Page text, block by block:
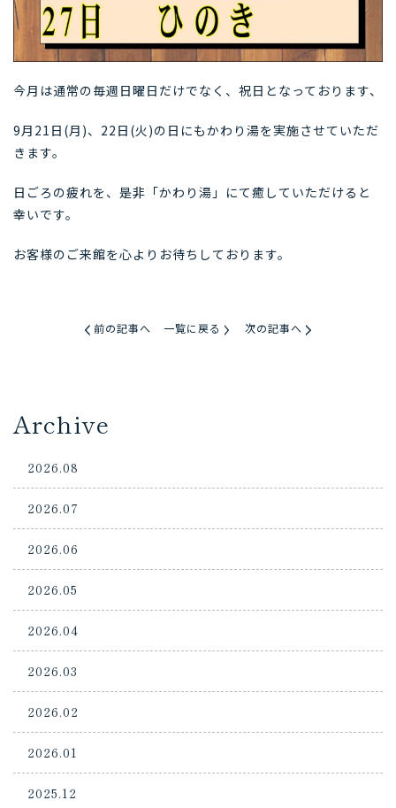
今月は通常の毎週日曜日だけでなく、祝日となっております、
9月21日(月)、22日(火)の日にもかわり湯を実施させていただ
きます。
日ごろの疲れを、是非「かわり湯」にて癒していただけると
幸いです。
お客様のご来館を心よりお待ちしております。
前の記事へ 一覧に戻る 次の記事へ
Archive
2026.08
2026.07
2026.06
2026.05
2026.04
2026.03
2026.02
2026.01
2025.12